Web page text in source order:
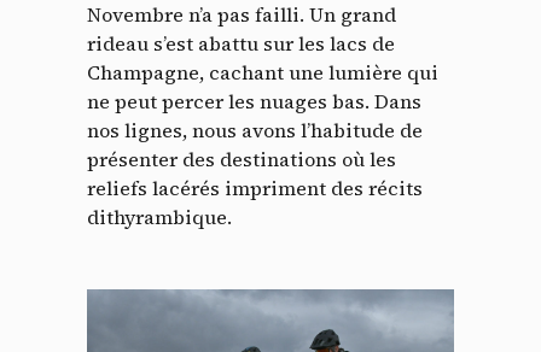
Novembre n’a pas failli. Un grand
rideau s’est abattu sur les lacs de
Champagne, cachant une lumière qui
ne peut percer les nuages bas. Dans
nos lignes, nous avons l’habitude de
présenter des destinations où les
reliefs lacérés impriment des récits
dithyrambique.